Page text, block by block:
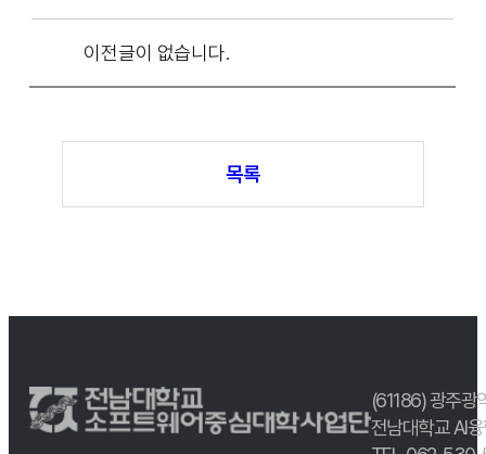
이전글이 없습니다.
목록
(61186) 광주광
전남대학교 AI